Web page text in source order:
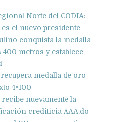
Norte del CODIA:
el nuevo presidente
conquista la medalla
400 metros y establece
medalla de oro
4×100
nuevamente la
crediticia AAA.do